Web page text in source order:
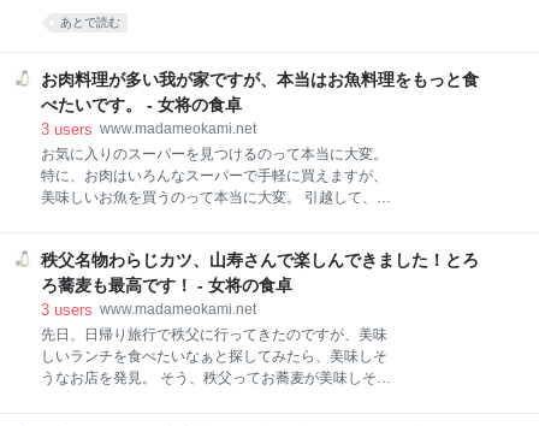
外観 メニュー おつまみメニュー お飲み物メニュー コ
お通しとハイボール もつ煮込み お刺身盛り合わせ 日
本酒 焼鳥 にらユッケ とうもろこしの天ぷら ちゃ
ったので、いろんなお店がたくさんあって、八百屋さ
んやお魚屋さんもあって下町みたいな雰囲気。 違った
見つけたお店、いろいろ行ってみたいお店がたくさん
あったのですが、今回は１つ、２軒目に行ってみまし
た。 そうしたら、すごく流行っているお店でほぼ満席
で、早速また行ってみたいお店になりました。 今後は
お腹を減らせていろいろ食べてみたいです。 三茶飲み
の２軒目はすこぶるさんへ、今度は１軒目に行ってみ
メニュー おつまみメニュー 食べたもの＆飲んだもの
すこぶるハイボールとお通し 煮込み 初鰹のたたき薬味
たっぷ
あとで読む
お肉料理が多い我が家ですが、本当はお魚料理をもっと食
べたいです。 - 女将の食卓
3 users www.madameokami.net
お気に入りのスーパーを見つけるのって本当に大変。
特に、お肉はいろんなスーパーで手軽に買えますが、
美味しいお魚を買うのって本当に大変。 引越して、ま
ます。 なので、必然的にお肉料理の日が多くなってい
ますが、お魚料理も大好き。 最近は、先日、主人に作
ってもらった照り焼きもとっても美味しかったです
し、あとはお土産でいただいた大きな干物、フライな
ども揚げ物。 また久しぶりに主人の煮付けも食べたく
なったので、お願いしようか企んでいるところです。
秩父名物わらじカツ、山寿さんで楽しんできました！とろ
ろ蕎麦も最高です！ - 女将の食卓
3 users www.madameokami.net
先日、日帰り旅行で秩父に行ってきたのですが、美味
しいランチを食べたいなぁと探してみたら、美味しそ
うなお店を発見。 そう、秩父ってお蕎麦が美味しそう